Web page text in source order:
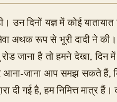
दिनों यज्ञ में कोई
अथक रूप से भूरी दादी ने
जाना है तो हमने देखा,
जाना आप समझ सकते हैं,
दी गई है, हम निमित्त मात्र